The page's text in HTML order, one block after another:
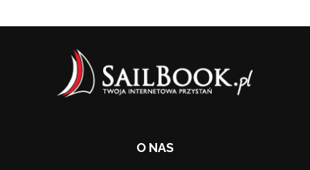
O NAS